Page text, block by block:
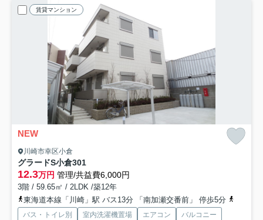
賃貸マンション
NEW
川崎市幸区小倉
グラードS小倉301
12.3万円 管理/共益費6,000円
3階 / 59.65㎡ / 2LDK /築12年
東海道本線「川崎」駅 バス13分 「南加瀬交番前」 停歩5分
バス・トイレ別 室内洗濯機置場 エアコン
バルコニー